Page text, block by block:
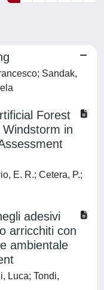
Sandak,
Forest
in
E. R.; Cetera, P.;
adesivi
arricchiti con
ambientale
Luca; Tondi,